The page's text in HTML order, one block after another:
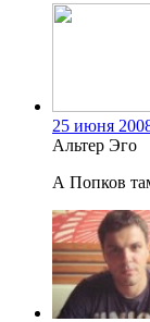
25 июня
Альтер Эго
А Попков